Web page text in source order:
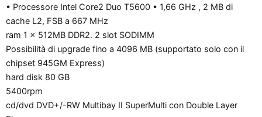
• Processore Intel Core2 Duo T5600 • 1,66 GHz , 2 MB di
cache L2, FSB a 667 MHz
ram 1 x 512MB DDR2. 2 slot SODIMM
Possibilità di upgrade fino a 4096 MB (supportato solo con il
chipset 945GM Express)
hard disk 80 GB
5400rpm
cd/dvd DVD+/-RW Multibay II SuperMulti con Double Layer